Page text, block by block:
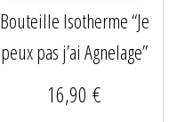
Bouteille Isotherme “Je
peux pas j’ai Agnelage”
16,90€